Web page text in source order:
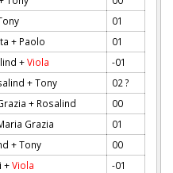
01
+ Paolo
01
+Viola
-01
+ Tony
02 ?
+ Rosalind
00
Grazia
01
+ Tony
00
+Viola
-01